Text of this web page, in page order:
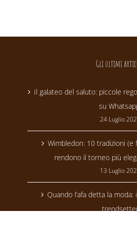
Gli ultimi
Il galateo del saluto: piccole
su
24 Luglio
Wimbledon: 10 tradizioni (e
rendono il torneo più
13 Luglio
Quando l’afa detta la